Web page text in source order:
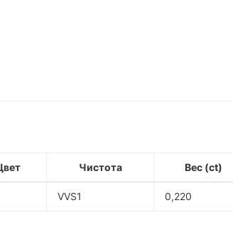
Чистота Вес (ct)
VVS1 0,220